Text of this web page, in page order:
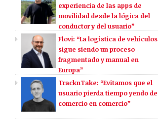
experiencia de las apps de
movilidad desde la lógica del
conductor y del usuario”
Flovi: “La logística de vehículos
sigue siendo un proceso
fragmentado y manual en
Europa”
TracknTake: “Evitamos que el
usuario pierda tiempo yendo de
comercio en comercio”